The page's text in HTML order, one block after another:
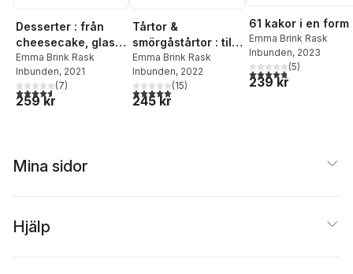
Desserter : från
cheesecake, glass
och pajer till
praliner och
macarons
Emma Brink Rask
Inbunden, 2021
4,6utav 5 stjärnor. Totalt antal röster:
(7)
259 kr
Tårtor &
smörgåstårtor : till
årets alla fester
och högtider
Emma Brink Rask
Inbunden, 2022
4,9utav 5 stjärnor. Totalt antal röster:
(15)
245 kr
61 kakor i en form
Emma Brink Rask
Inbunden, 2023
4,8utav 5 stjärnor.
(5)
239 kr
Mina sidor
Hjälp